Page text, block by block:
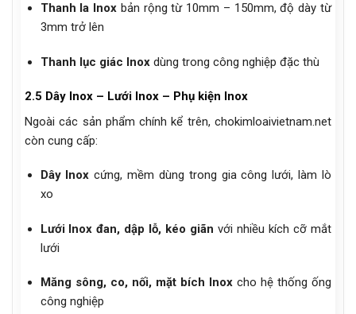
Thanh la Inox bản rộng từ 10mm – 150mm, độ dày từ
3mm trở lên
Thanh lục giác Inoxdùng trong công nghiệp đặc thù
2.5 Dây Inox – Lưới Inox – Phụ kiện Inox
Ngoài các sản phẩm chính kể trên, chokimloaivietnam.net
còn cung cấp:
Dây Inox cứng, mềm dùng trong gia công lưới, làm lò
xo
Lưới Inox đan, dập lỗ, kéo giãn với nhiều kích cỡ mắt
lưới
Măng sông, co, nối, mặt bích Inoxcho hệ thống ống
công nghiệp